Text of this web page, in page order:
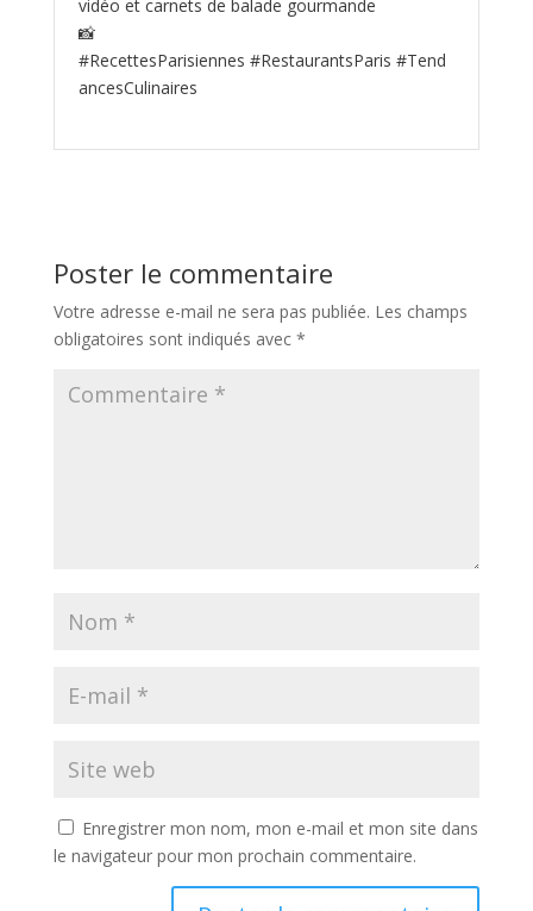
vidéo et carnets de balade gourmande
📸
#RecettesParisiennes #RestaurantsParis #Tend
ancesCulinaires
Poster le commentaire
Votre adresse e-mail ne sera pas publiée. Les champs
obligatoires sont indiqués avec *
Enregistrer mon nom, mon e-mail et mon site dans
le navigateur pour mon prochain commentaire.